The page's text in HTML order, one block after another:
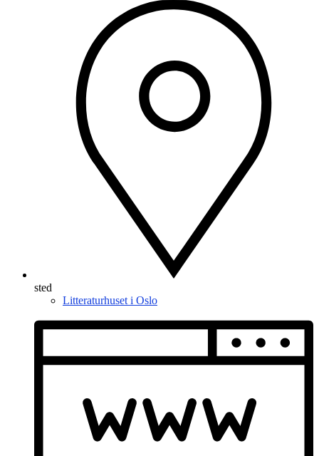
sted
Litteraturhuset i Oslo